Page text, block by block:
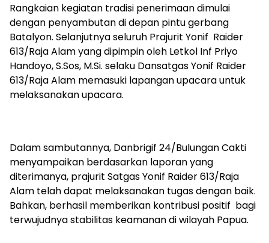
Rangkaian kegiatan tradisi penerimaan dimulai
dengan penyambutan di depan pintu gerbang
Batalyon. Selanjutnya seluruh Prajurit Yonif Raider
613/Raja Alam yang dipimpin oleh Letkol Inf Priyo
Handoyo, S.Sos, M.Si. selaku Dansatgas Yonif Raider
613/Raja Alam memasuki lapangan upacara untuk
melaksanakan upacara.
Dalam sambutannya, Danbrigif 24/Bulungan Cakti
menyampaikan berdasarkan laporan yang
diterimanya, prajurit Satgas Yonif Raider 613/Raja
Alam telah dapat melaksanakan tugas dengan baik.
Bahkan, berhasil memberikan kontribusi positif bagi
terwujudnya stabilitas keamanan di wilayah Papua.